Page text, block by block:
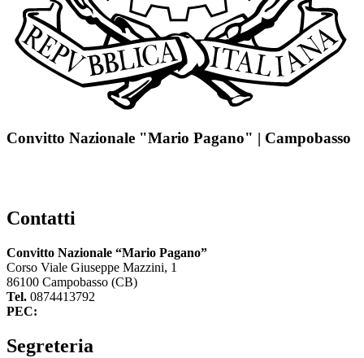
Convitto Nazionale "Mario Pagano" | Campobasso
Contatti
Convitto Nazionale “Mario Pagano”
Corso Viale Giuseppe Mazzini, 1
86100 Campobasso (CB)
Tel. 0874413792
PEC:
Segreteria